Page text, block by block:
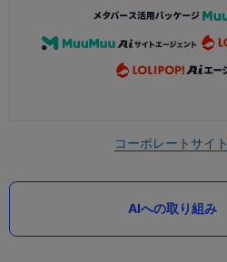
コーポレートサイト
AIへの取り組み